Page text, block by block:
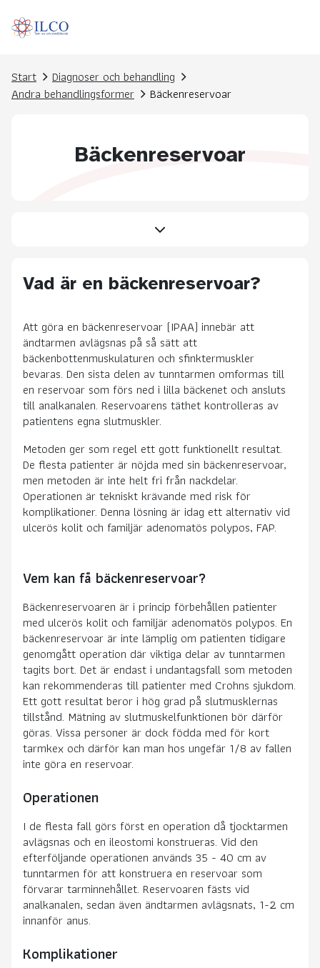
Start
Diagnoser och behandling
Andra behandlingsformer
Bäckenreservoar
Bäckenreservoar
Vad är en bäckenreservoar?
Att göra en bäckenreservoar (IPAA) innebär att
ändtarmen avlägsnas på så sätt att
bäckenbottenmuskulaturen och sfinktermuskler
bevaras. Den sista delen av tunntarmen omformas till
en reservoar som förs ned i lilla bäckenet och ansluts
till analkanalen. Reservoarens täthet kontrolleras av
patientens egna slutmuskler.
Metoden ger som regel ett gott funktionellt resultat.
De flesta patienter är nöjda med sin bäckenreservoar,
men metoden är inte helt fri från nackdelar.
Operationen är tekniskt krävande med risk för
komplikationer. Denna lösning är idag ett alternativ vid
ulcerös kolit och familjär adenomatös polypos, FAP.
Vem kan få bäckenreservoar?
Bäckenreservoaren är i princip förbehållen patienter
med ulcerös kolit och familjär adenomatös polypos. En
bäckenreservoar är inte lämplig om patienten tidigare
genomgått operation där viktiga delar av tunntarmen
tagits bort. Det är endast i undantagsfall som metoden
kan rekommenderas till patienter med Crohns sjukdom.
Ett gott resultat beror i hög grad på slutmusklernas
tillstånd. Mätning av slutmuskelfunktionen bör därför
göras. Vissa personer är dock födda med för kort
tarmkex och därför kan man hos ungefär 1/8 av fallen
inte göra en reservoar.
Operationen
I de flesta fall görs först en operation då tjocktarmen
avlägsnas och en ileostomi konstrueras. Vid den
efterföljande operationen används 35 - 40 cm av
tunntarmen för att konstruera en reservoar som
förvarar tarminnehållet. Reservoaren fästs vid
analkanalen, sedan även ändtarmen avlägsnats, 1-2 cm
innanför anus.
Komplikationer